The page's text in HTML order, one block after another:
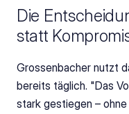
Die
statt
Grossenbacher nutzt
bereits täglich. "Das
stark gestiegen –